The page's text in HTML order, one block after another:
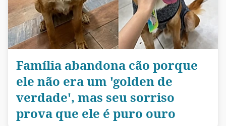
Família abandona cão porque
ele não era um 'golden de
verdade', mas seu sorriso
prova que ele é puro ouro